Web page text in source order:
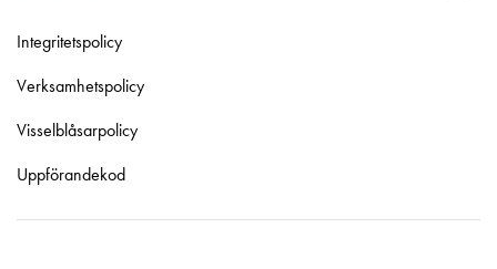
Laddstationer
Laddstationer
43kW
Mätarskåp
Marina
Integritetspolicy
Verksamhetspolicy
Visselblåsarpolicy
Uppförandekod